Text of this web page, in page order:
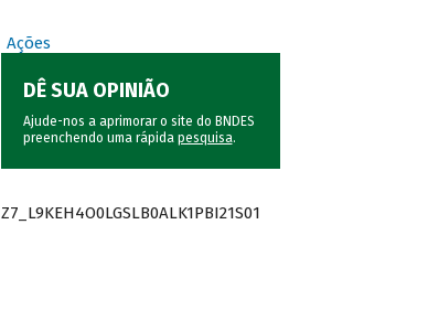
Ações
DÊ SUA OPINIÃO
Ajude-nos a aprimorar o site do BNDES
preenchendo uma rápida pesquisa.
Z7_L9KEH4O0LGSLB0ALK1PBI21S01